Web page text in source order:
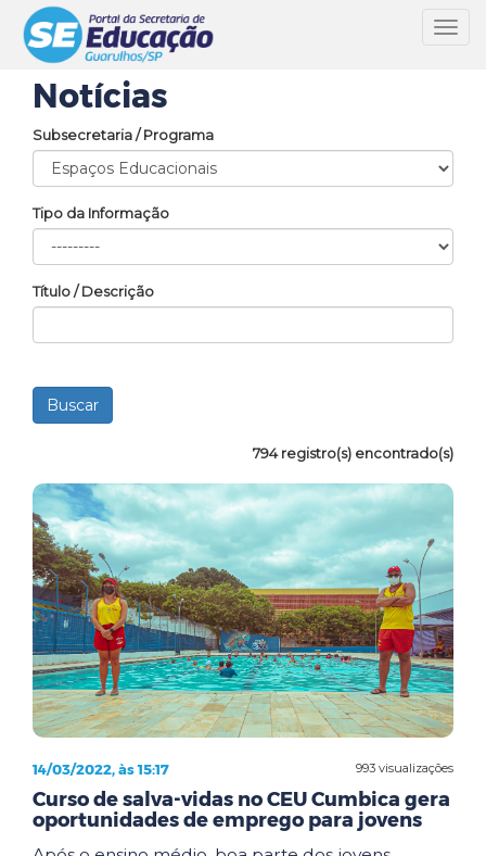
Notícias
Subsecretaria / Programa
Tipo da Informação
Título / Descrição
794 registro(s) encontrado(s)
993 visualizações
14/03/2022, às 15:17
Curso de salva-vidas no CEU Cumbica gera
oportunidades de emprego para jovens